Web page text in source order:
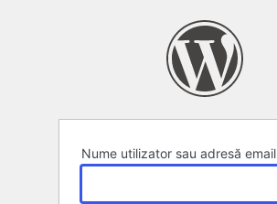
Nume utilizator sau adresă email